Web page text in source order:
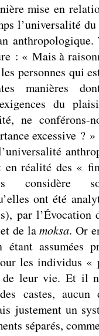
mise en
l’universalité
: « Mais à
personnes qui
manières
du
ne conférons-
excessive ? »
en réalité des «
ont été
par
de lamoksa. Or
assumées
les individus
de leur vie. Et il
castes,
justement un
séparés,